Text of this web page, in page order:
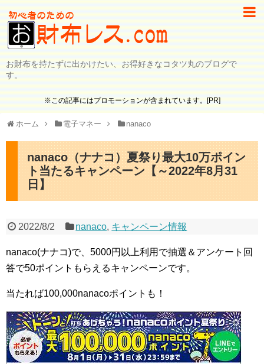
お財布を持たずに出かけたい、お得好きなコタツ丸のブログで
す。
※この記事にはプロモーションが含まれています。[PR]
ホーム 電子マネー nanaco
nanaco（ナナコ）夏祭り最大10万ポイン
ト当たるキャンペーン【～2022年8月31
日】
2022/8/2 nanaco, キャンペーン情報
nanaco(ナナコ)で、5000円以上利用で抽選＆アンケート回
答で50ポイントもらえるキャンペーンです。
当たれば100,000nanacoポイントも！